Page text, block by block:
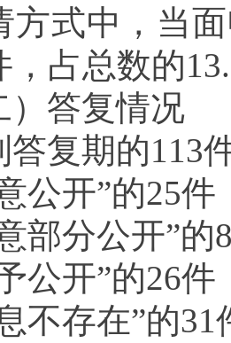
方式中，当
，占总数的
答复情况
复期的113
开”的25件
分公开”的
开”的26件
存在”的31